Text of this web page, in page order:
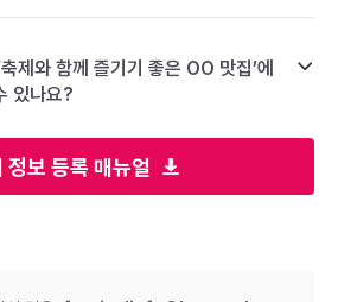
정보 등록 매뉴얼
제와 함께 즐기기 좋은 OO 맛집’에
있나요?